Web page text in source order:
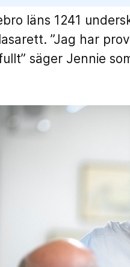
läns 1241
”Jag har
säger Jennie